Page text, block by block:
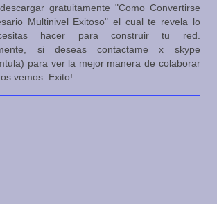
gratuitamente "Como Convertirse
Multinivel Exitoso" el cual te revela lo
hacer para construir tu red.
si deseas contactame x skype
para ver la mejor manera de colaborar
vemos. Exito!